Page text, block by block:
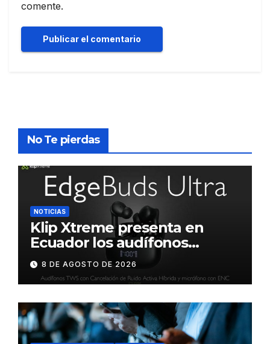
comente.
No Te pierdas
NOTICIAS
Klip Xtreme presenta en
Ecuador los audífonos
DynaBuds con sonido
inteligente y control táctil
8 DE AGOSTO DE 2026